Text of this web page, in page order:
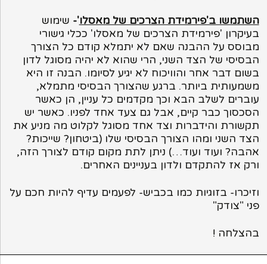
השתמשו ב'פירמידת הצרכים של מאסלו'- שימוש
בעיקרון 'פירמידת הצרכים של מאסלו' ככלי גישורי
מבוסס על ההבנה שאם לא יתמלא קודם כל הצורך
הבסיסי של הצד השני, הרי שהוא לא יהיה מסוגל לדון
בשום דבר אחר והוויכוח לא יגיע לסיומו. הבנה זו היא
משמעותית ביותר. ברגע שהצורך הבסיסי מתמלא,
עוברים לשלב הבא וכך מקדמים כל עניין, הן כאשר
הסכסוך כבר קיים, אבל גם צעד אחד לפניו. כאשר יש
תקשורת והידברות וצד אחד מסוגל לקלוט מה מניע את
הצד השני ומהו הצורך הבסיסי שלו (ביטחון? שייכות?
אהבה? ועוד ועוד…) ניתן לתת מקום קודם לצורך הזה,
ורק אז להתקדם ולדון בעניינים האחרים.
וזיכרו- בזוגיות כמו בכביש- לפעמים עדיף להיות חכם על
פני "צודק"
בהצלחה !